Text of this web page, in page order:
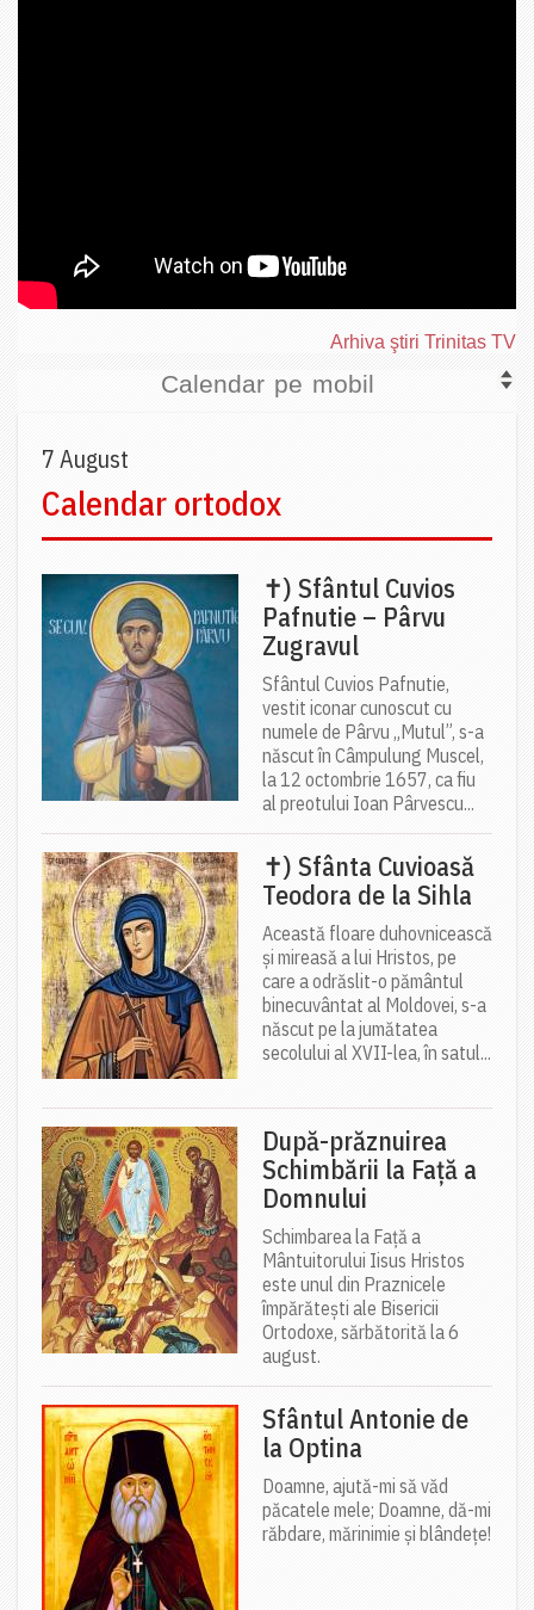
Arhiva ştiri Trinitas TV
Calendar pe mobil
7 August
Calendar ortodox
✝) Sfântul Cuvios
Pafnutie – Pârvu
Zugravul
Sfântul Cuvios Pafnutie,
vestit iconar cunoscut cu
numele de Pârvu „Mutul”, s-a
născut în Câmpulung Muscel,
la 12 octombrie 1657, ca fiu
al preotului Ioan Pârvescu...
✝) Sfânta Cuvioasă
Teodora de la Sihla
Această floare duhovnicească
și mireasă a lui Hristos, pe
care a odrăslit-o pământul
binecuvântat al Moldovei, s-a
născut pe la jumătatea
secolului al XVII-lea, în satul...
După-prăznuirea
Schimbării la Față a
Domnului
Schimbarea la Față a
Mântuitorului Iisus Hristos
este unul din Praznicele
împărătești ale Bisericii
Ortodoxe, sărbătorită la 6
august.
Sfântul Antonie de
la Optina
Doamne, ajută-mi să văd
păcatele mele; Doamne, dă-mi
răbdare, mărinimie şi blândeţe!